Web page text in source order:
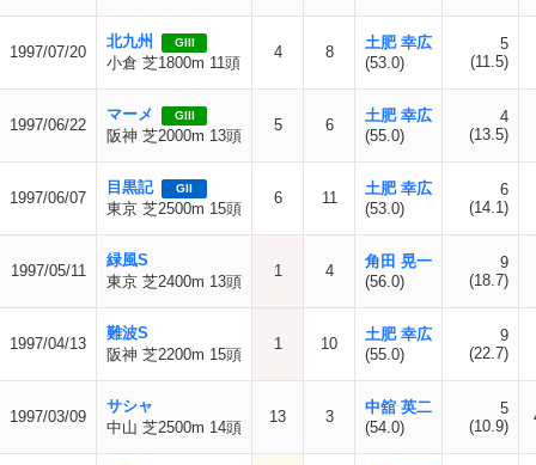
1997/07/20
北九州 GIII
小倉 芝1800m 11頭
4 8
土肥 幸広
(53.0)
5
(11.5)
1997/06/22
マーメ GIII
阪神 芝2000m 13頭
5 6
土肥 幸広
(55.0)
4
(13.5)
1997/06/07
目黒記 GII
東京 芝2500m 15頭
6 11
土肥 幸広
(53.0)
6
(14.1)
1997/05/11
緑風S
東京 芝2400m 13頭
1 4
角田 晃一
(56.0)
9
(18.7)
1997/04/13
難波S
阪神 芝2200m 15頭
1 10
土肥 幸広
(55.0)
9
(22.7)
1997/03/09
サシャ
中山 芝2500m 14頭
13 3
中舘 英二
(54.0)
5
(10.9)